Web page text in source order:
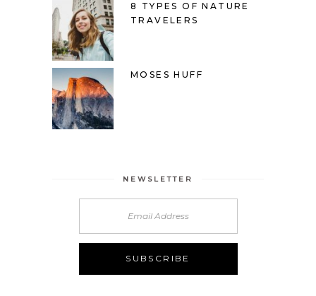
8 TYPES OF NATURE
TRAVELERS
MOSES HUFF
NEWSLETTER